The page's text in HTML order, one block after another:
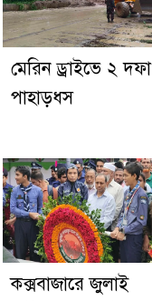
মেরিন ড্রাইভে ২ দফা
পাহাড়ধস
কক্সবাজারে জুলাই